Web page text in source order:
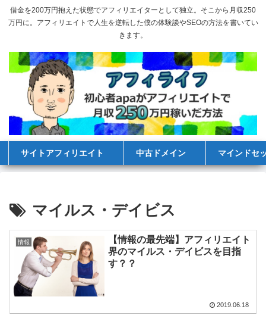
借金を200万円抱えた状態でアフィリエイターとして独立。そこから月収250
万円に。アフィリエイトで人生を逆転した僕の体験談やSEOの方法を書いてい
きます。
サイトアフィリエイト 中古ドメイン マインドセ
マイルス・デイビス
情報
【情報の最先端】アフィリエイト
界のマイルス・デイビスを目指
す？？
2019.06.18